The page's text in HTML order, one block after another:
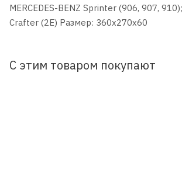
MERCEDES-BENZ Sprinter (906, 907,
Crafter (2E) Размер: 360x270x60
С этим товаром покупают